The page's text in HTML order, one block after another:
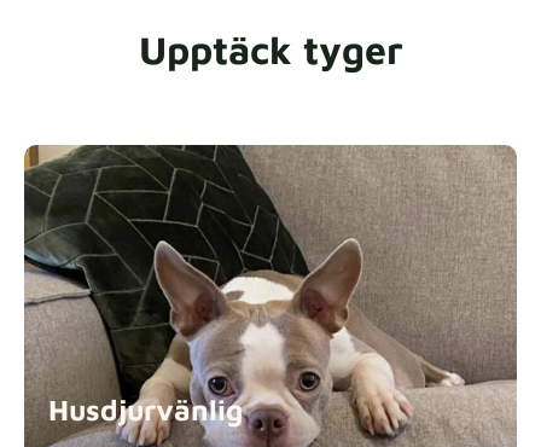
Natural Tygdetaljer
Panama Cotton extra -5% Tygdetaljer
Upptäck tyger
Husdjurvänlig